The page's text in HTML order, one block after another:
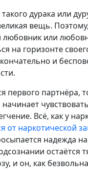
дурака или
вещь.
любовник или
на горизонте
и
первого партнёра,
Всё, как у
от наркотической
надежда
остаётся
и он, как